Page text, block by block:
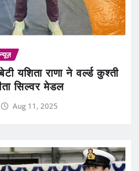
न्यूज़
यशिता राणा ने वर्ल्ड कुश्ती
सिल्वर मेडल
Aug 11, 2025